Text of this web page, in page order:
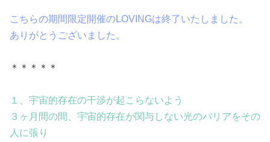
こちらの期間限定開催のLOVINGは終了いたしました。
ありがとうございました。
＊＊＊＊＊
１、宇宙的存在の干渉が起こらないよう
３ヶ月間の間、宇宙的存在が関与しない光のバリアをその
人に張り